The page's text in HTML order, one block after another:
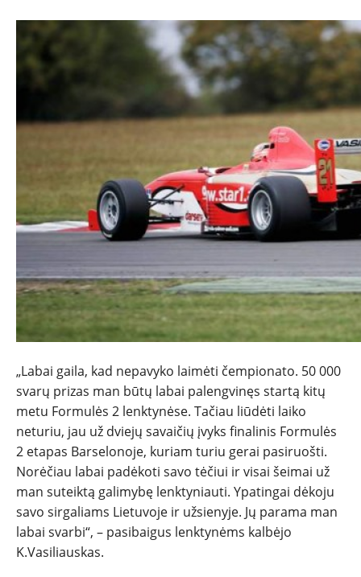
„Labai gaila, kad nepavyko laimėti čempionato. 50 000
svarų prizas man būtų labai palengvinęs startą kitų
metu Formulės 2 lenktynėse. Tačiau liūdėti laiko
neturiu, jau už dviejų savaičių įvyks finalinis Formulės
2 etapas Barselonoje, kuriam turiu gerai pasiruošti.
Norėčiau labai padėkoti savo tėčiui ir visai šeimai už
man suteiktą galimybę lenktyniauti. Ypatingai dėkoju
savo sirgaliams Lietuvoje ir užsienyje. Jų parama man
labai svarbi“, – pasibaigus lenktynėms kalbėjo
K.Vasiliauskas.